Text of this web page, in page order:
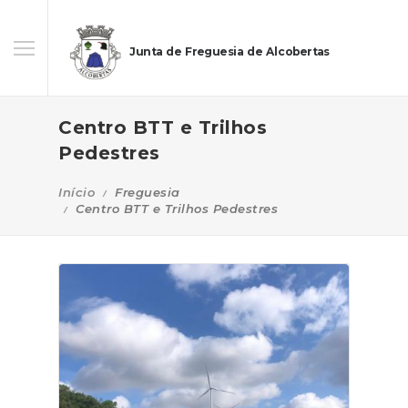
Junta de Freguesia de Alcobertas
Centro BTT e Trilhos
Pedestres
Início
Freguesia
Centro BTT e Trilhos Pedestres